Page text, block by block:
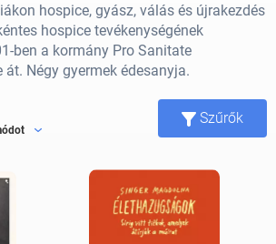
hospice, gyász, válás és újrakezdés
hospice tevékenységének
ben a kormány Pro Sanitate
át. Négy gyermek édesanyja.
Szűrők